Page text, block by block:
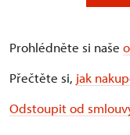
Prohlédněte si naše
Přečtěte si, jak
Odstoupit od